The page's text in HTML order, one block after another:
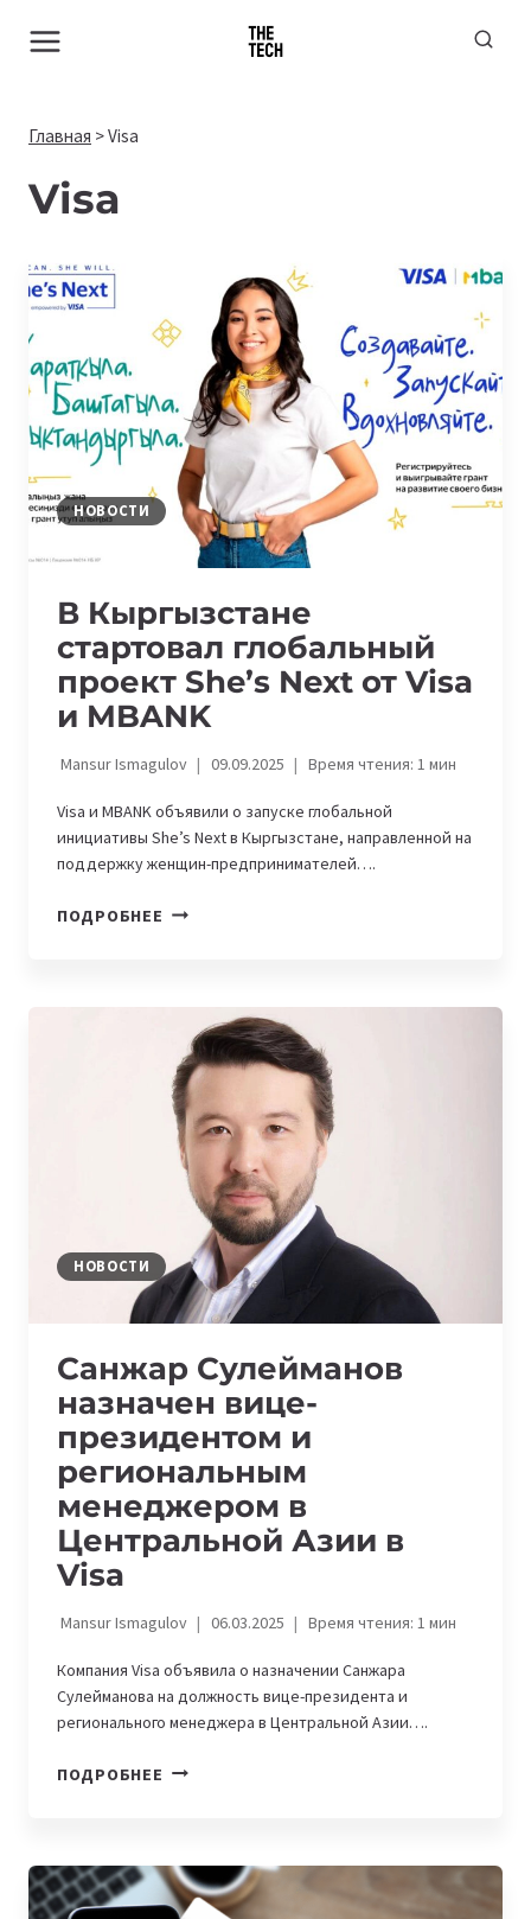
Главная >Visa
Visa
НОВОСТИ
В Кыргызстане
стартовал глобальный
проект She’s Next от Visa
и MBANK
Mansur Ismagulov 09.09.2025 Время чтения: 1мин
Visa и MBANK объявили о запуске глобальной
инициативы She’s Next в Кыргызстане, направленной на
поддержку женщин-предпринимателей….
ПОДРОБНЕЕ В
ПРОЕКТ
SHE’S
NEXT
ОТ
VISA
MBANK
НОВОСТИ
Санжар Сулейманов
назначен вице-
президентом и
региональным
менеджером в
Центральной Азии в
Visa
Mansur Ismagulov 06.03.2025 Время чтения: 1мин
Компания Visa объявила о назначении Санжара
Сулейманова на должность вице-президента и
регионального менеджера в Центральной Азии….
ПОДРОБНЕЕ САНЖАР
ПРЕЗИДЕНТОМ
И